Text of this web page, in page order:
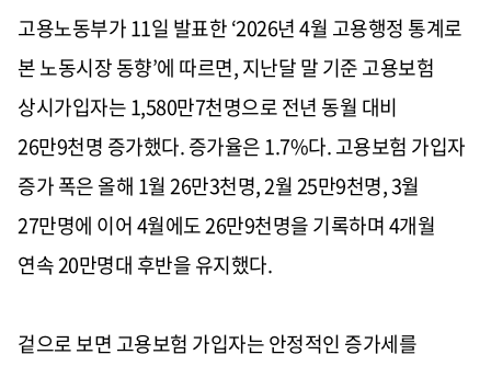
고용노동부가 11일 발표한 ‘2026년 4월 고용행정 통계로
본 노동시장 동향’에 따르면, 지난달 말 기준 고용보험
상시가입자는 1,580만7천명으로 전년 동월 대비
26만9천명 증가했다. 증가율은 1.7%다. 고용보험 가입자
증가 폭은 올해 1월 26만3천명, 2월 25만9천명, 3월
27만명에 이어 4월에도 26만9천명을 기록하며 4개월
연속 20만명대 후반을 유지했다.
겉으로 보면 고용보험 가입자는 안정적인 증가세를